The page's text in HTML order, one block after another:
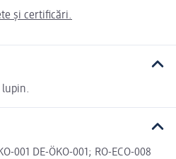
și certificări.
lupin.
001 DE-ÖKO-001; RO-ECO-008